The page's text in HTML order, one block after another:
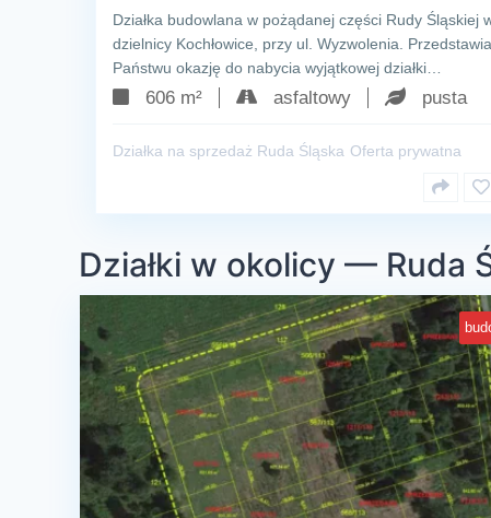
Działka budowlana w pożądanej części Rudy Śląskiej
dzielnicy Kochłowice, przy ul. Wyzwolenia.
Państwu okazję do nabycia wyjątkowej działki…
606 m² asfaltowy pusta
Działka na sprzedaż Ruda Śląska Oferta prywatna
Działki w okolicy — Ruda